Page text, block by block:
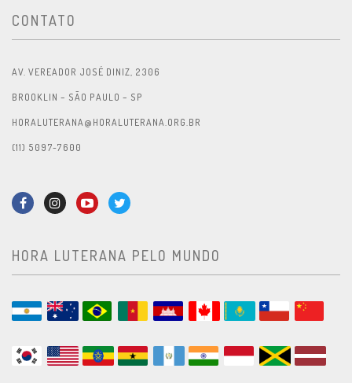
CONTATO
AV. VEREADOR JOSÉ DINIZ, 2306
BROOKLIN – SÃO PAULO – SP
HORALUTERANA@HORALUTERANA.ORG.BR
(11) 5097-7600
HORA LUTERANA PELO MUNDO